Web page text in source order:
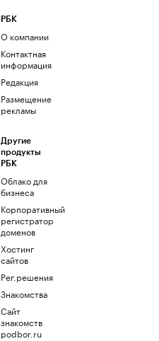
РБК
О компании
Контактная
информация
Редакция
Размещение
рекламы
Другие
продукты
РБК
Облако для
бизнеса
Корпоративный
регистратор
доменов
Хостинг
сайтов
Рег.решения
Знакомства
Сайт
знакомств
podbor.ru